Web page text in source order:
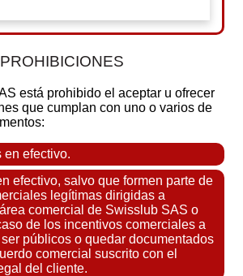
PROHIBICIONES
está prohibido el aceptar u ofrecer
que cumplan con uno o varios de
en efectivo.
efectivo, salvo que formen parte de
legítimas dirigidas a
comercial de Swisslub SAS o
de los incentivos comerciales a
públicos o quedar documentados
comercial suscrito con el
del cliente.